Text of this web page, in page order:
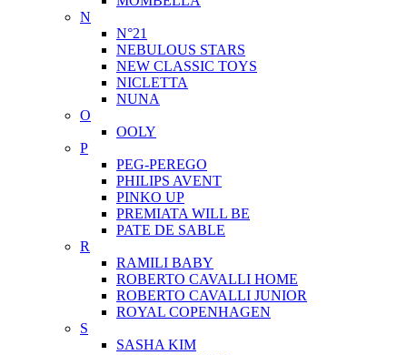
N
N°21
NEBULOUS STARS
NEW CLASSIC TOYS
NICLETTA
NUNA
O
OOLY
P
PEG-PEREGO
PHILIPS AVENT
PINKO UP
PREMIATA WILL BE
PATE DE SABLE
R
RAMILI BABY
ROBERTO CAVALLI HOME
ROBERTO CAVALLI JUNIOR
ROYAL COPENHAGEN
S
SASHA KIM